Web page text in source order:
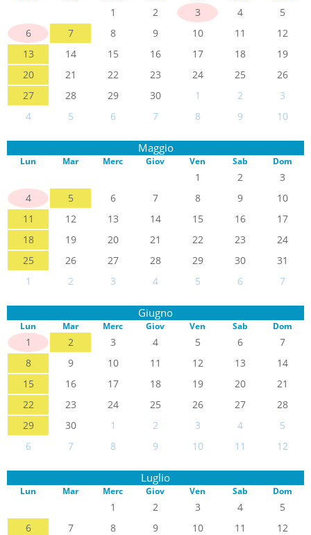
1 2 3 4
5
6
7 8 9 10 11
12
13
14 15 16 17 18
19
20
21 22 23 24 25
26
27
28 29 30 1 2
3
4
5 6 7 8 9 10
Maggio
Lun Mar Merc Giov Ven Sab Dom
1 2
3
4
5 6 7 8 9
10
11
12 13 14 15 16
17
18
19 20 21 22 23
24
25
26 27 28 29 30
31
1
2 3 4 5 6 7
Giugno
Lun Mar Merc Giov Ven Sab Dom
1 2 3 4 5 6
7
8
9 10 11 12 13
14
15
16 17 18 19 20
21
22
23 24 25 26 27
28
29
30 1 2 3 4
5
6
7 8 9 10 11 12
Luglio
Lun Mar Merc Giov Ven Sab Dom
1 2 3 4
5
6
7 8 9 10 11
12